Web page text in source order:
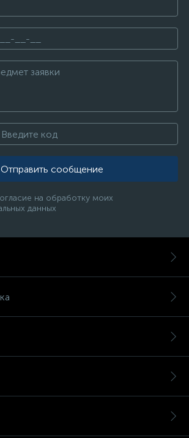
Отправить сообщение
на обработку моих
данных